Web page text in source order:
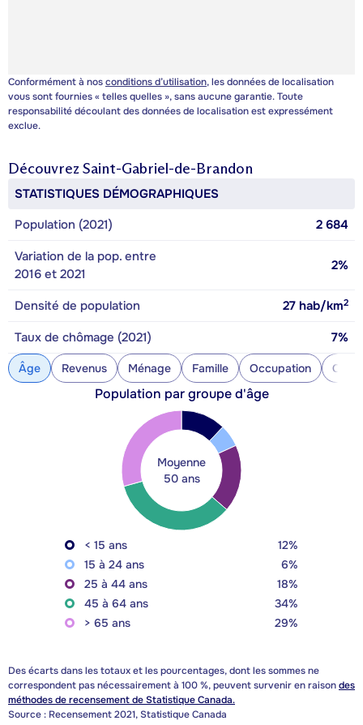
Conformément à nosconditions d’utilisation, les données de localisation
vous sont fournies « telles quelles », sans aucune garantie. Toute
responsabilité découlant des données de localisation est expressément
exclue.
Découvrez Saint-Gabriel-de-Brandon
STATISTIQUES DÉMOGRAPHIQUES
Population (2021)
2 684
Variation de la pop. entre
2016 et 2021
2%
Densité de population 27 hab/km2
Taux de chômage (2021) 7%
Âge Revenus Ménage Famille Occupation
Population par groupe d'âge
Moyenne
50 ans
< 15 ans
12%
15 à 24 ans
6%
25 à 44 ans
18%
45 à 64 ans
34%
> 65 ans
29%
Des écarts dans les totaux et les pourcentages, dont les sommes ne
correspondent pas nécessairement à 100 %, peuvent survenir en raisondes
méthodes de recensement de Statistique Canada.
Source : Recensement 2021, Statistique Canada